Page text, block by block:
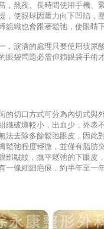
，熬夜、長時間使用手機、
，使眼球因重力向下凹陷，
織也會跟著鬆弛，使眼睛
，淚溝的處理只要使用玻尿
袋問題必需仰賴眼袋手術
的切口方式可分為內切式與
織破壞較小，出血少，外表
法去除多餘鬆弛眼皮，因此
鬆弛程度輕微，並僅有脂肪
部皺紋，撫平鬆弛的下眼皮
一條細細疤痕，約半年至一